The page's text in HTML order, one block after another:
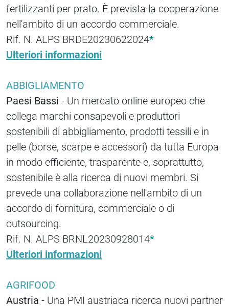
fertilizzanti per prato. È prevista la cooperazione
nell'ambito di un accordo commerciale.
Rif. N. ALPS BRDE20230622024*
Ulteriori informazioni
ABBIGLIAMENTO
Paesi Bassi - Un mercato online europeo che
collega marchi consapevoli e produttori
sostenibili di abbigliamento, prodotti tessili e in
pelle (borse, scarpe e accessori) da tutta Europa
in modo efficiente, trasparente e, soprattutto,
sostenibile è alla ricerca di nuovi membri. Si
prevede una collaborazione nell'ambito di un
accordo di fornitura, commerciale o di
outsourcing.
Rif. N. ALPS BRNL20230928014*
Ulteriori informazioni
AGRIFOOD
Austria - Una PMI austriaca ricerca nuovi partner